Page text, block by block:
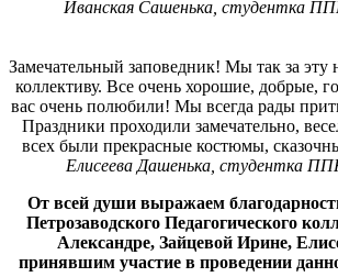
Иванская Сашенька, студентка
Замечательный заповедник! Мы так за
коллективу. Все очень хорошие, добрые,
вас очень полюбили! Мы всегда рады
Праздники проходили замечательно,
всех были прекрасные костюмы,
Елисеева Дашенька, студентка
От всей души выражаем
Петрозаводского Педагогического
Александре, Зайцевой Ирине,
принявшим участие в проведении